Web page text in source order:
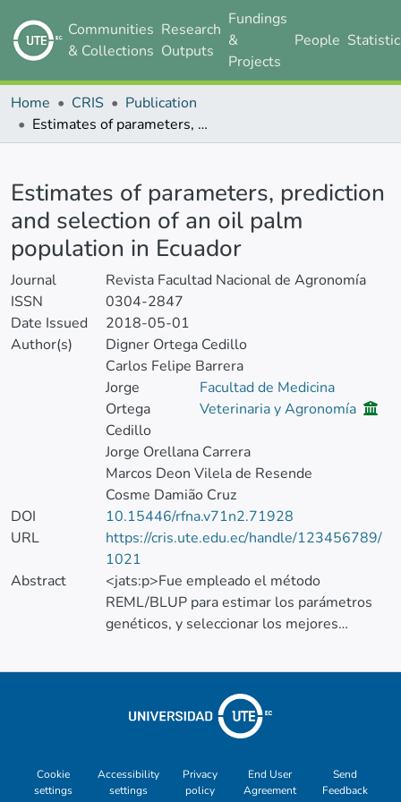
Communities
& Collections
Research
Outputs
Fundings
&
Projects
People
Home CRIS
Publication
Estimates of parameters, prediction and selection of an oil palm population in Ecuador
Estimates of parameters, prediction
and selection of an oil palm
population in Ecuador
Journal
Revista Facultad Nacional de Agronomía
ISSN
0304-2847
Date Issued
2018-05-01
Author(s)
Digner Ortega Cedillo
Carlos Felipe Barrera
Jorge
Ortega
Cedillo
Facultad de Medicina
Veterinaria y Agronomía
Jorge Orellana Carrera
Marcos Deon Vilela de Resende
Cosme Damião Cruz
DOI
10.15446/rfna.v71n2.71928
URL
https://cris.ute.edu.ec/handle/123456789/
1021
Abstract
<jats:p>Fue empleado el método
REML/BLUP para estimar los parámetros
genéticos, y seleccionar los mejores
de hermanos germanos de Dura x Dura, a
caracteres, realizando un agrupamiento de
familias por disimilaridad multivariada y
repetidas necesarias para la selección de las
características (número y peso medio de
Cookie
settings
Accessibility
settings
Privacy
policy
End User
Agreement
Send
Feedback